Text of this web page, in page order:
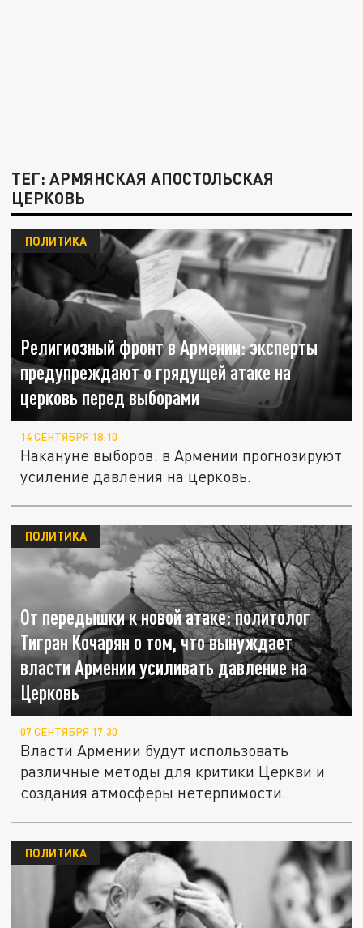
ТЕГ: АРМЯНСКАЯ АПОСТОЛЬСКАЯ
ЦЕРКОВЬ
Религиозный фронт в Армении: эксперты
предупреждают о грядущей атаке на
церковь перед выборами
ПОЛИТИКА
14 СЕНТЯБРЯ 18:10
Накануне выборов: в Армении прогнозируют
усиление давления на церковь.
От передышки к новой атаке: политолог
Тигран Кочарян о том, что вынуждает
власти Армении усиливать давление на
Церковь
ПОЛИТИКА
07 СЕНТЯБРЯ 17:30
Власти Армении будут использовать
различные методы для критики Церкви и
создания атмосферы нетерпимости.
ПОЛИТИКА